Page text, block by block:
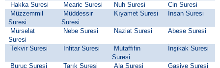
Hakka Suresi
Mearic Suresi Nuh Suresi
Cin Suresi
Müzzemmil
Suresi
Müddessir
Suresi
Kıyamet Suresi İnsan Suresi
Mürselat
Suresi
Nebe Suresi Naziat Suresi Abese Suresi
Tekvir Suresi İnfitar Suresi
Mutaffifin
Suresi
İnşikak Suresi
Buruc Suresi Tarık Suresi Ala Suresi
Gaşiye Suresi